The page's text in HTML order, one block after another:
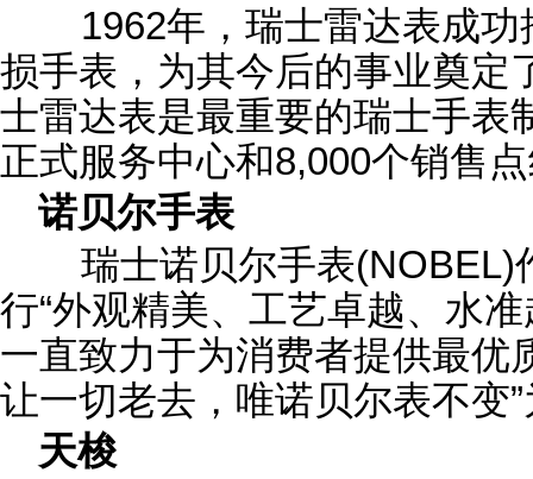
1962年，瑞士雷达表成功
损手表，为其今后的事业奠定
士雷达表是最重要的瑞士手表
正式服务中心和8,000个销售
诺贝尔手表
瑞士诺贝尔手表(NOBEL)
行“外观精美、工艺卓越、水
一直致力于为消费者提供最优
让一切老去，唯诺贝尔表不变
天梭